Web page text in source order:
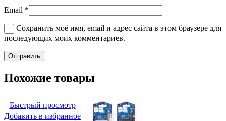
Email *
Сохранить моё имя, email и адрес сайта в этом браузере для
последующих моих комментариев.
Похожие товары
Быстрый просмотр
Добавить в избранное